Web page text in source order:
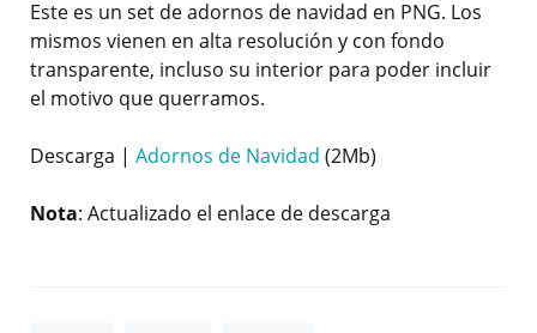
Este es un set de adornos de navidad en PNG. Los
mismos vienen en alta resolución y con fondo
transparente, incluso su interior para poder incluir
el motivo que querramos.
Descarga | Adornos de Navidad (2Mb)
Nota: Actualizado el enlace de descarga